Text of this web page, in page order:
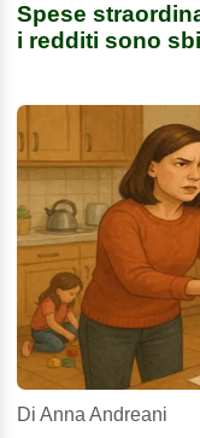
Spese
i redditi sono
Di Anna Andreani